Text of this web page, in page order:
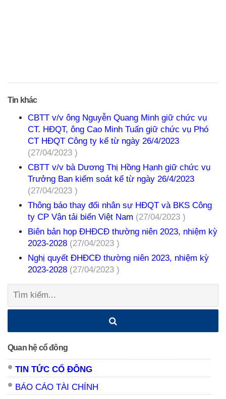
Tin khác
CBTT v/v ông Nguyễn Quang Minh giữ chức vụ
CT. HĐQT, ông Cao Minh Tuấn giữ chức vụ Phó
CT HĐQT Công ty kể từ ngày 26/4/2023
(27/04/2023 )
CBTT v/v bà Dương Thị Hồng Hạnh giữ chức vụ
Trưởng Ban kiểm soát kể từ ngày 26/4/2023
(27/04/2023 )
Thông báo thay đổi nhân sự HĐQT và BKS Công
ty CP Vận tải biển Việt Nam (27/04/2023 )
Biên bản họp ĐHĐCĐ thường niên 2023, nhiệm kỳ
2023-2028 (27/04/2023 )
Nghị quyết ĐHĐCĐ thường niên 2023, nhiệm kỳ
2023-2028 (27/04/2023 )
Tìm
Quan hệ cổ đông
TIN TỨC CỔ ĐÔNG
BÁO CÁO TÀI CHÍNH